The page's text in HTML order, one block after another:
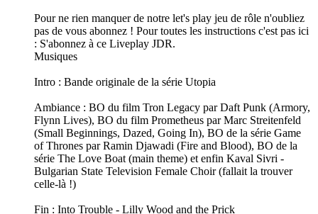
Pour ne rien manquer de notre let's play jeu de rôle n'oubliez
pas de vous abonnez ! Pour toutes les instructions c'est pas ici
: S'abonnez à ce Liveplay JDR.
Musiques
Intro : Bande originale de la série Utopia
Ambiance : BO du film Tron Legacy par Daft Punk (Armory,
Flynn Lives), BO du film Prometheus par Marc Streitenfeld
(Small Beginnings, Dazed, Going In), BO de la série Game
of Thrones par Ramin Djawadi (Fire and Blood), BO de la
série The Love Boat (main theme) et enfin Kaval Sivri -
Bulgarian State Television Female Choir (fallait la trouver
celle-là !)
Fin : Into Trouble - Lilly Wood and the Prick